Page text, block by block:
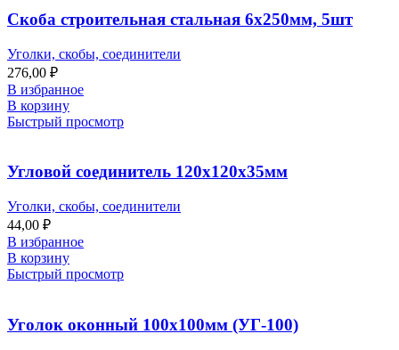
Скоба строительная стальная 6х250мм, 5шт
Уголки, скобы, соединители
276,00 ₽
В избранное
В корзину
Быстрый просмотр
Угловой соединитель 120х120х35мм
Уголки, скобы, соединители
44,00 ₽
В избранное
В корзину
Быстрый просмотр
Уголок оконный 100х100мм (УГ-100)